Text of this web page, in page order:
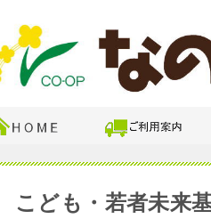
こども・若者未来